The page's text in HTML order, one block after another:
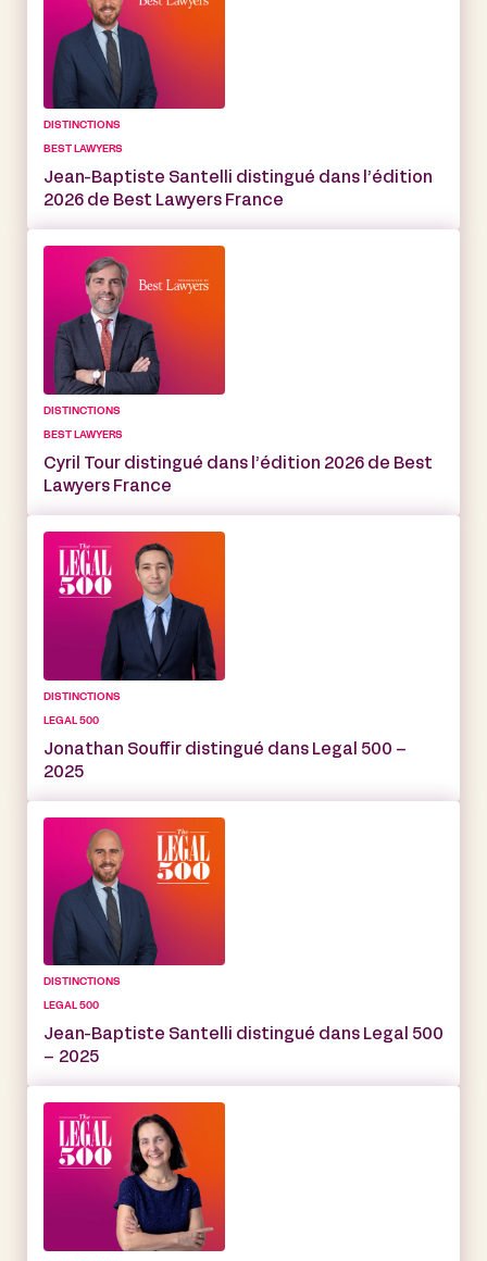
DISTINCTIONS
BEST LAWYERS
Jean-Baptiste Santelli distingué dans l’édition
2026 de Best Lawyers France
DISTINCTIONS
BEST LAWYERS
Cyril Tour distingué dans l’édition 2026 de Best
Lawyers France
DISTINCTIONS
LEGAL 500
Jonathan Souffir distingué dans Legal 500 –
2025
DISTINCTIONS
LEGAL 500
Jean-Baptiste Santelli distingué dans Legal 500
– 2025